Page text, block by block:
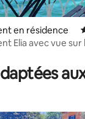
base de 116
en résidence
Elia avec vue sur